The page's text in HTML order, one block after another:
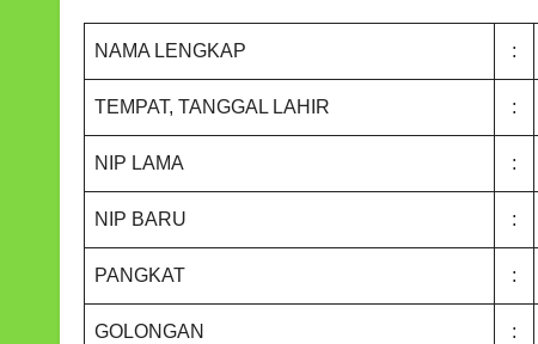
NAMA LENGKAP :
TEMPAT, TANGGAL LAHIR :
NIP LAMA :
NIP BARU :
PANGKAT :
GOLONGAN :